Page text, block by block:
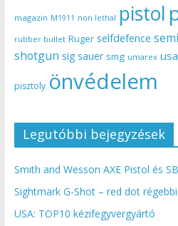
magazin M1911 non lethal pistol
rubber bullet Ruger selfdefence
shotgun sig sauer smg umarex usa
pisztoly önvédelem
Legutóbbi bejegyzések
Smith and Wesson AXE Pistol és
Sightmark G-Shot – red dot
USA: TOP10 kézifegyvergyártó